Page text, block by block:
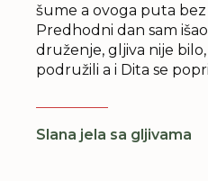
šume a ovoga puta
Predhodni dan sam
druženje, gljiva nije
podružili a i Dita se
Slana jela sa gljivama